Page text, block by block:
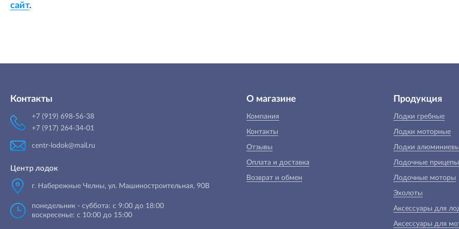
сайт.
Контакты
+7 (919) 698-56-38
+7 (917) 264-34-01
centr-lodok@mail.ru
Центр лодок
г. Набережные Челны, ул. Машиностроительная, 90B
понедельник - суббота: с 9:00 до 18:00
воскресенье: с 10:00 до 15:00
О магазине
Компания
Контакты
Отзывы
Оплата и доставка
Возврат и обмен
Продукция
Лодки гребные
Лодки моторные
Лодки
Лодочные прицепы
Лодочные моторы
Эхолоты
Аксессуары для
Аксессуары для